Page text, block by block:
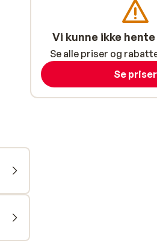
Vi kunne ikke
Se alle priser og
Se priser